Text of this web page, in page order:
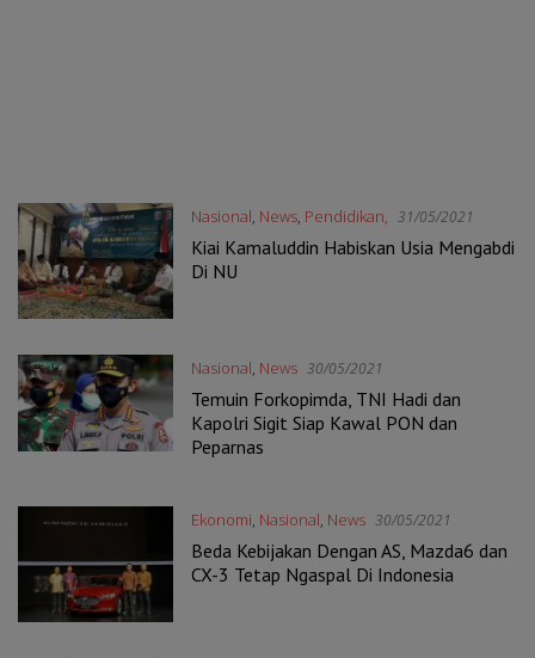
Nasional, News, Pendidikan, 31/05/2021
Kiai Kamaluddin Habiskan Usia Mengabdi
Di NU
Nasional, News 30/05/2021
Temuin Forkopimda, TNI Hadi dan
Kapolri Sigit Siap Kawal PON dan
Peparnas
Ekonomi, Nasional, News 30/05/2021
Beda Kebijakan Dengan AS, Mazda6 dan
CX-3 Tetap Ngaspal Di Indonesia